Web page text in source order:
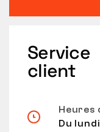
Service
client
Heures
Du